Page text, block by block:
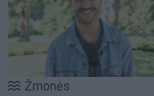
Žmonės